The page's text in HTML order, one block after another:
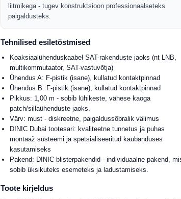
liitmikega - tugev konstruktsioon professionaalseteks
paigaldusteks.
Tehnilised esiletõstmised
Koaksiaalühenduskaabel SAT-rakenduste jaoks (nt LNB,
multikommutaator, SAT-vastuvõtja)
Ühendus A: F-pistik (isane), kullatud kontaktpinnad
Ühendus B: F-pistik (isane), kullatud kontaktpinnad
Pikkus: 1,00 m - sobib lühikeste, vähese kaoga
patch/sillaühenduste jaoks.
Värv: must - diskreetne, paigaldussõbralik välimus
DINIC Dubai tootesari: kvaliteetne tunnetus ja puhas
montaaž süsteemi ja spetsialiseeritud kaubanduses
kasutamiseks
Pakend: DINIC blisterpakendid - individuaalne pakend,
sobib üksikuteks esemeteks ja ladustamiseks.
Toote kirjeldus